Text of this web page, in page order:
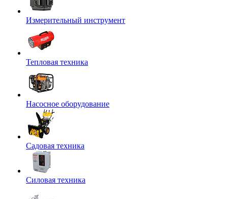
Измерительный инструмент
Тепловая техника
Насосное оборудование
Садовая техника
Силовая техника